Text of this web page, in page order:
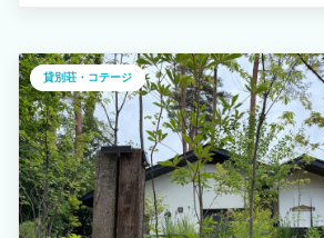
春は天下第一と称される高遠の桜、初夏は澄んだ高原の
満天の星空と涼しい夜、秋の入り口には山々が少しずつ
移ろいます。季節ごとに表情を変える信州の自然を、贅
えるのがこの宿ならではの魅力です。 グループでの旅行
祝いなど、日常から少し離れて特別な思い出を作りたい
す。
貸別荘・コテージ